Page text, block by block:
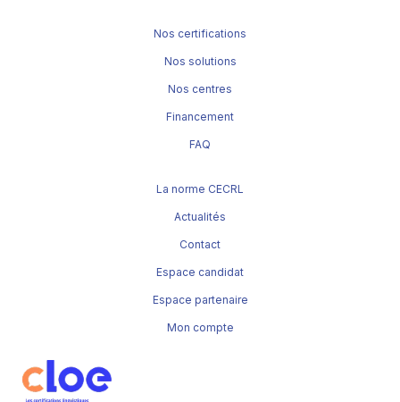
Nos certifications
Nos solutions
Nos centres
Financement
FAQ
La norme CECRL
Actualités
Contact
Espace candidat
Espace partenaire
Mon compte